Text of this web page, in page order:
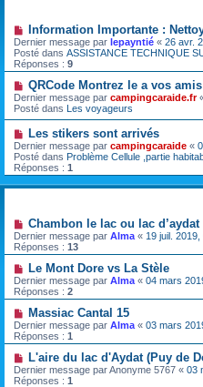
Information Importante :
Dernier message par lepayntié « 26 avr.
Posté dans ASSISTANCE TECHNIQUE
Réponses : 9
QRCode Montrez le a vos
Dernier message par campingcaraide.fr
Posté dans Les voyageurs
Les stikers sont arrivés
Dernier message par campingcaraide «
Posté dans Problème Cellule ,partie
Réponses : 1
Chambon le lac ou lac d’aydat
Dernier message par Alma « 19 juil. 2019,
Réponses : 13
Le Mont Dore vs La Stèle
Dernier message par Alma « 04 mars
Réponses : 2
Massiac Cantal 15
Dernier message par Alma « 03 mars
Réponses : 1
L'aire du lac d'Aydat (Puy de
Dernier message parAnonyme 5767 « 03
Réponses : 1